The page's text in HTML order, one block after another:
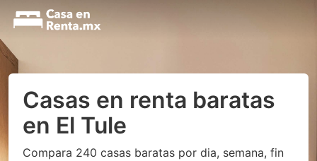
Casas en renta baratas
en El Tule
Compara 240 casas baratas por dia, semana, fin